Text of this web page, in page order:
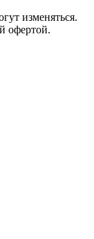
изменяться.
офертой.